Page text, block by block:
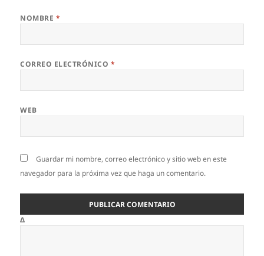
NOMBRE *
CORREO ELECTRÓNICO *
WEB
Guardar mi nombre, correo electrónico y sitio web en este
navegador para la próxima vez que haga un comentario.
Δ